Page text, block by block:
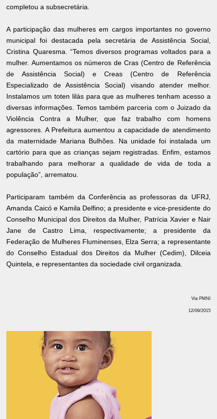
completou a subsecretária.
A participação das mulheres em cargos importantes no governo
municipal foi destacada pela secretária de Assistência Social,
Cristina Quaresma. “Temos diversos programas voltados para a
mulher. Aumentamos os números de Cras (Centro de Referência
de Assistência Social) e Creas (Centro de Referência
Especializado de Assistência Social) visando atender melhor.
Instalamos um toten lilás para que as mulheres tenham acesso a
diversas informações. Temos também parceria com o Juizado da
Violência Contra a Mulher, que faz trabalho com homens
agressores. A Prefeitura aumentou a capacidade de atendimento
da maternidade Mariana Bulhões. Na unidade foi instalada um
cartório para que as crianças sejam registradas. Enfim, estamos
trabalhando para melhorar a qualidade de vida de toda a
população”, arrematou.
Participaram também da Conferência as professoras da UFRJ,
Amanda Caicó e Kamila Delfino; a presidente e vice-presidente do
Conselho Municipal dos Direitos da Mulher, Patrícia Xavier e Nair
Jane de Castro Lima, respectivamente; a presidente da
Federação de Mulheres Fluminenses, Elza Serra; a representante
do Conselho Estadual dos Direitos da Mulher (Cedim), Dilceia
Quintela, e representantes da sociedade civil organizada.
Via PMNI
12/09/2015